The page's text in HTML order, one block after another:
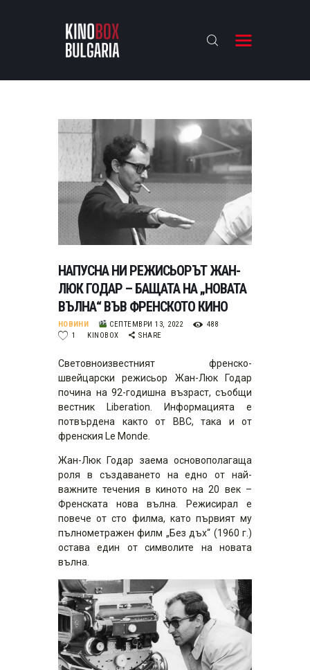
KINOBOX BULGARIA
АНАЛИЗИ
БАХТИ НАГРАДИТЕ
ИНТЕРВЮТА
ЗА НАС
НАПУСНА НИ РЕЖИСЬОРЪТ ЖАН-
ЛЮК ГОДАР – БАЩАТА НА „НОВАТА
ВЪЛНА“ ВЪВ ФРЕНСКОТО КИНО
НОВИНИ СЕПТЕМВРИ 13, 2022
488
1
KINOBOX SHARE
Световноизвестният френско-
швейцарски режисьор Жан-Люк Годар
почина на 92-годишна възраст, съобщи
вестник Liberation. Информацията е
потвърдена както от BBC, така и от
френския Le Monde.
Жан-Люк Годар заема основополагаща
роля в създаването на едно от най-
важните течения в киното на 20 век –
Френската нова вълна. Режисирал е
повече от сто филма, като първият му
пълнометражен филм „Без дъх“ (1960 г.)
остава един от символите на новата
вълна.